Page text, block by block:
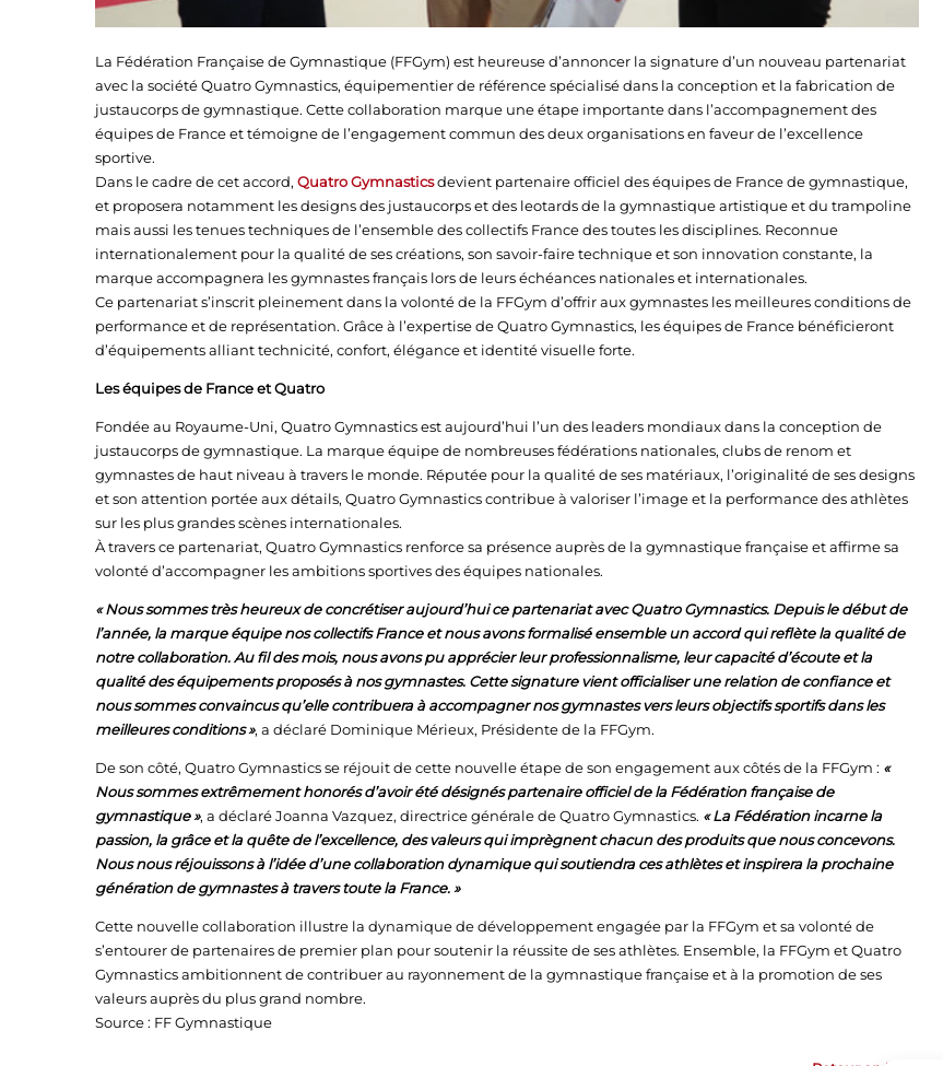
La Fédération Française de Gymnastique (FFGym) est heureuse d’annoncer la signature d’un nouveau partenariat
avec la société Quatro Gymnastics, équipementier de référence spécialisé dans la conception et la fabrication de
justaucorps de gymnastique. Cette collaboration marque une étape importante dans l’accompagnement des
équipes de France et témoigne de l’engagement commun des deux organisations en faveur de l’excellence
sportive.
Dans le cadre de cet accord, Quatro Gymnasticsdevient partenaire officiel des équipes de France de gymnastique,
et proposera notamment les designs des justaucorps et des leotards de la gymnastique artistique et du trampoline
mais aussi les tenues techniques de l’ensemble des collectifs France des toutes les disciplines. Reconnue
internationalement pour la qualité de ses créations, son savoir-faire technique et son innovation constante, la
marque accompagnera les gymnastes français lors de leurs échéances nationales et internationales.
Ce partenariat s’inscrit pleinement dans la volonté de la FFGym d’offrir aux gymnastes les meilleures conditions de
performance et de représentation. Grâce à l’expertise de Quatro Gymnastics, les équipes de France bénéficieront
d’équipements alliant technicité, confort, élégance et identité visuelle forte.
Les équipes de France et Quatro
Fondée au Royaume-Uni, Quatro Gymnastics est aujourd’hui l’un des leaders mondiaux dans la conception de
justaucorps de gymnastique. La marque équipe de nombreuses fédérations nationales, clubs de renom et
gymnastes de haut niveau à travers le monde. Réputée pour la qualité de ses matériaux, l’originalité de ses designs
et son attention portée aux détails, Quatro Gymnastics contribue à valoriser l’image et la performance des athlètes
sur les plus grandes scènes internationales.
À travers ce partenariat, Quatro Gymnastics renforce sa présence auprès de la gymnastique française et affirme sa
volonté d’accompagner les ambitions sportives des équipes nationales.
« Nous sommes très heureux de concrétiser aujourd’hui ce partenariat avec Quatro Gymnastics. Depuis le début de
l’année, la marque équipe nos collectifs France et nous avons formalisé ensemble un accord qui reflète la qualité de
notre collaboration. Au fil des mois, nous avons pu apprécier leur professionnalisme, leur capacité d’écoute et la
qualité des équipements proposés à nos gymnastes. Cette signature vient officialiser une relation de confiance et
nous sommes convaincus qu’elle contribuera à accompagner nos gymnastes vers leurs objectifs sportifs dans les
meilleures conditions », a déclaré Dominique Mérieux, Présidente de la FFGym.
De son côté, Quatro Gymnastics se réjouit de cette nouvelle étape de son engagement aux côtés de la FFGym : «
Nous sommes extrêmement honorés d’avoir été désignés partenaire officiel de la Fédération française de
gymnastique », a déclaré Joanna Vazquez, directrice générale de Quatro Gymnastics. « La Fédération incarne la
passion, la grâce et la quête de l’excellence, des valeurs qui imprègnent chacun des produits que nous concevons.
Nous nous réjouissons à l’idée d’une collaboration dynamique qui soutiendra ces athlètes et inspirera la prochaine
génération de gymnastes à travers toute la France. »
Cette nouvelle collaboration illustre la dynamique de développement engagée par la FFGym et sa volonté de
s’entourer de partenaires de premier plan pour soutenir la réussite de ses athlètes. Ensemble, la FFGym et Quatro
Gymnastics ambitionnent de contribuer au rayonnement de la gymnastique française et à la promotion de ses
valeurs auprès du plus grand nombre.
Source : FF Gymnastique